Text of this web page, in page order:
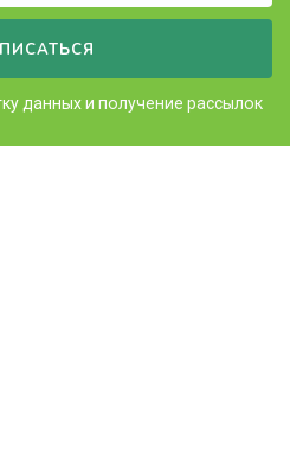
данныхи получение рассылок